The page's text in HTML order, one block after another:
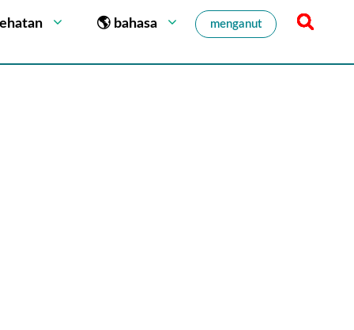
🌎 bahasa menganut